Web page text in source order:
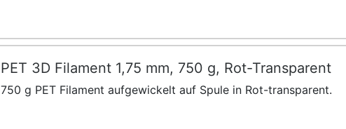
PET 3D Filament 1,75 mm, 750 g, Rot-Transparent
750 g PET Filament aufgewickelt auf Spule in Rot-transparent.